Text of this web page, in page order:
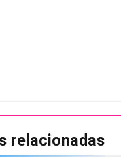
relacionadas